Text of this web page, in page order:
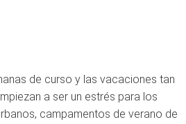
de curso y las vacaciones tan
a ser un estrés para los
campamentos de verano de